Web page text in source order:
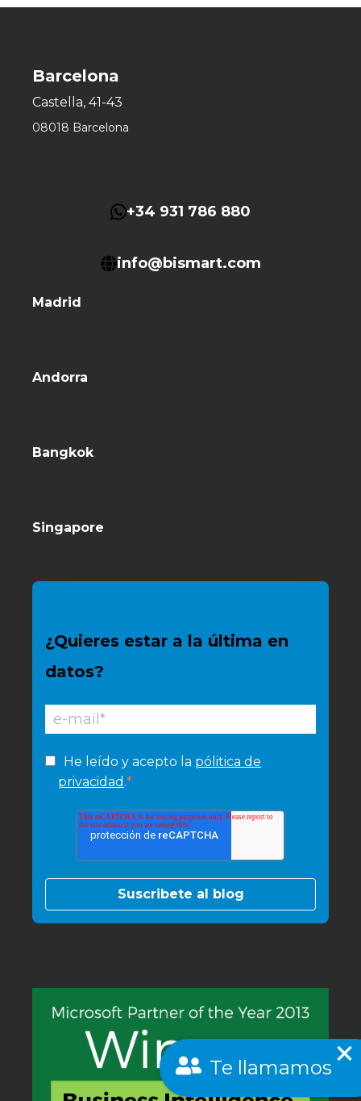
Te llamamos
Barcelona
Castella, 41-43
08018 Barcelona
+34 931 786 880
info@bismart.com
Madrid
Andorra
Bangkok
Singapore
¿Quieres estar a la última en
datos?
He leído y acepto la pólitica de
privacidad .*